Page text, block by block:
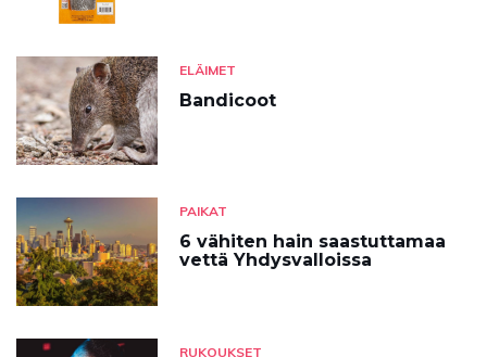
ELÄIMET
Bandicoot
PAIKAT
6 vähiten hain saastuttamaa
vettä Yhdysvalloissa
RUKOUKSET